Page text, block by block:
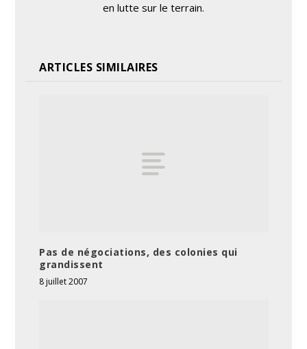
en lutte sur le terrain.
ARTICLES SIMILAIRES
Pas de négociations, des colonies qui
grandissent
8 juillet 2007